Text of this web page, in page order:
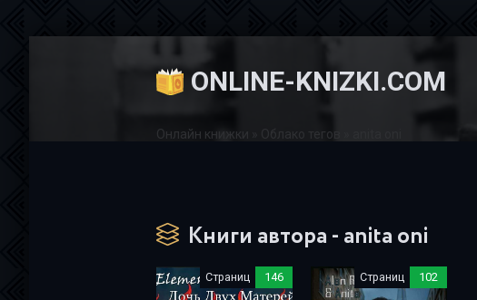
ONLINE-KNIZKI.COM
Онлайн книжки Облако тегов
Книги автора - anita oni
Страниц 146 Страниц 102